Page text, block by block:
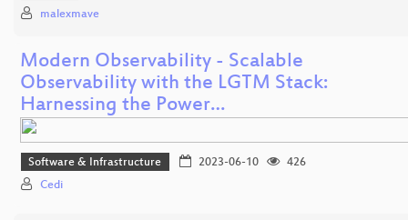
malexmave
Modern Observability - Scalable
Observability with the LGTM Stack:
Harnessing the Power…
Software & Infrastructure 2023-06-10
426
Cedi